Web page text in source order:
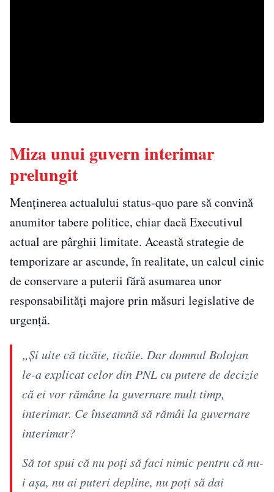
Miza unui guvern interimar
prelungit
Menținerea actualului status-quo pare să convină
anumitor tabere politice, chiar dacă Executivul
actual are pârghii limitate. Această strategie de
temporizare ar ascunde, în realitate, un calcul cinic
de conservare a puterii fără asumarea unor
responsabilități majore prin măsuri legislative de
urgență.
„Și uite că ticăie, ticăie. Dar domnul Bolojan
le-a explicat celor din PNL cu putere de decizie
că ei vor rămâne la guvernare mult timp,
interimar. Ce înseamnă să rămâi la guvernare
interimar?
Să tot spui că nu poți să faci nimic pentru că nu-
i așa, nu ai puteri depline, nu poți să dai